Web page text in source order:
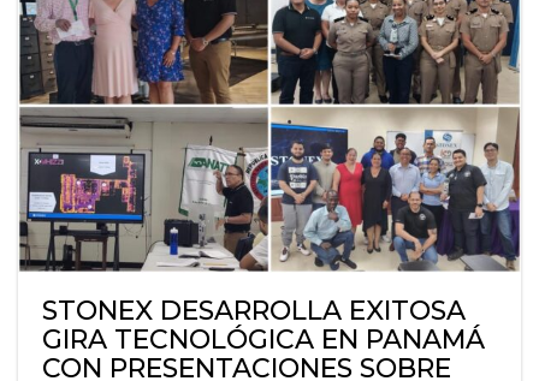
STONEX DESARROLLA EXITOSA
GIRA TECNOLÓGICA EN PANAMÁ
CON PRESENTACIONES SOBRE